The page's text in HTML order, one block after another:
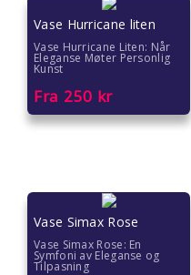
Gave under 1000 kr
Gave under 500 kr
Gave under 300 kr
Vase Hurricane liten
Vase Hurricane Liten: Når
Eleganse Møter Personlig
Kunst
Fra 250 kr
Vase Simax Rose
Vase Simax Rose: En
Symfoni av Eleganse og
Tilpasning